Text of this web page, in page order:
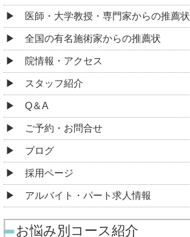
医師・大学教授・専門家からの推薦状
全国の有名施術家からの推薦状
院情報・アクセス
スタッフ紹介
Q＆A
ご予約・お問合せ
ブログ
採用ページ
アルバイト・パート求人情報
お悩み別コース紹介